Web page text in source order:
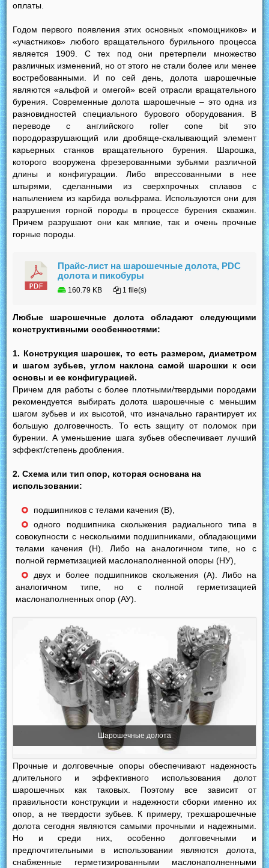
оплаты.
Годом первого появления этих основных «помощников» и
«участников» любого вращательного бурильного процесса
является 1909. С тех под они претерпели множество
различных изменений, но от этого не стали более или менее
востребованными. И по сей день, долота шарошечные
являются «альфой и омегой» всей отрасли вращательного
бурения. Современные долота шарошечные – это одна из
разновидностей специального бурового оборудования. В
переводе с английского roller cone bit это
породоразрушающий или дробяще-скалывающий элемент
карьерных станков вращательного бурения. Шарошка,
которого вооружена фрезерованными зубьями различной
длины и конфигурации. Либо впрессованными в нее
штырями, сделанными из сверхпрочных сплавов с
напылением из карбида вольфрама. Используются они для
разрушения горной породы в процессе бурения скважин.
Причем разрушают они как мягкие, так и очень прочные
горные породы.
Прайс-лист на шарошечные долота, PDC
долота и пикобуры
160.79 KB 1 file(s)
Любые шарошечные долота обладают следующими
конструктивными особенностями:
1. Конструкция шарошек, то есть размером, диаметром
и шагом зубьев, углом наклона самой шарошки к оси
основы и ее конфигурацией.
Причем для работы с более плотными/твердыми породами
рекомендуется выбирать долота шарошечные с меньшим
шагом зубьев и их высотой, что изначально гарантирует их
большую долговечность. То есть защиту от поломок при
бурении. А уменьшение шага зубьев обеспечивает лучший
эффект/степень дробления.
2. Схема или тип опор, которая основана на
использовании:
подшипников с телами качения (В),
одного подшипника скольжения радиального типа в
совокупности с несколькими подшипниками, обладающими
телами качения (Н). Либо на аналогичном типе, но с
полной герметизацией маслонаполненной опоры (НУ),
двух и более подшипников скольжения (А). Либо на
аналогичном типе, но с полной герметизацией
маслонаполненных опор (АУ).
Шарошечные долота
Прочные и долговечные опоры обеспечивают надежность
длительного и эффективного использования долот
шарошечных как таковых. Поэтому все зависит от
правильности конструкции и надежности сборки именно их
опор, а не твердости зубьев. К примеру, трехшарошечные
долота сегодня являются самыми прочными и надежными.
Но и среди них, особенно долговечными и
предпочтительными в использовании являются долота,
снабженные герметизированными маслонаполненными